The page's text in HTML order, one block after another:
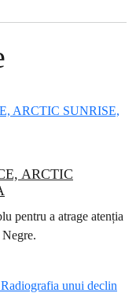
ARCTIC
pentru a atrage atenția